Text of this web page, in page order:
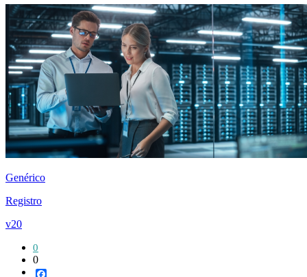
Genérico
Registro
v20
0
0